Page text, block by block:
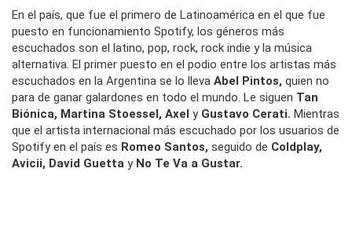
En el país, que fue el primero de Latinoamérica en el que fue
puesto en funcionamiento Spotify, los géneros más
escuchados son el latino, pop, rock, rock indie y la música
alternativa. El primer puesto en el podio entre los artistas más
escuchados en la Argentina se lo lleva Abel Pintos, quien no
para de ganar galardones en todo el mundo. Le siguen Tan
Biónica, Martina Stoessel, Axel y Gustavo Cerati. Mientras
que el artista internacional más escuchado por los usuarios de
Spotify en el país es Romeo Santos, seguido de Coldplay,
Avicii, David Guetta y No Te Va a Gustar.